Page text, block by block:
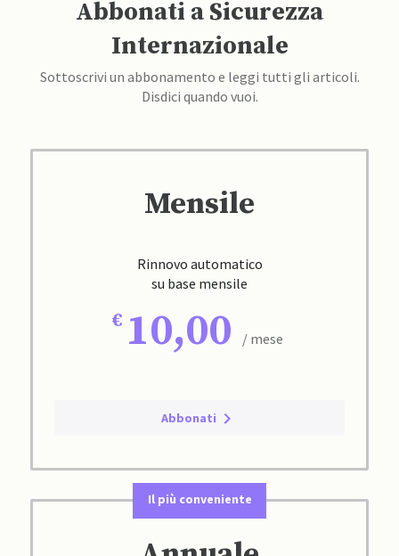
Abbonati a Sicurezza
Internazionale
Sottoscrivi un abbonamento e leggi tutti gli articoli.
Disdici quando vuoi.
Mensile
Rinnovo automatico
su base mensile
10,00 / mese
Abbonati
Il più conveniente